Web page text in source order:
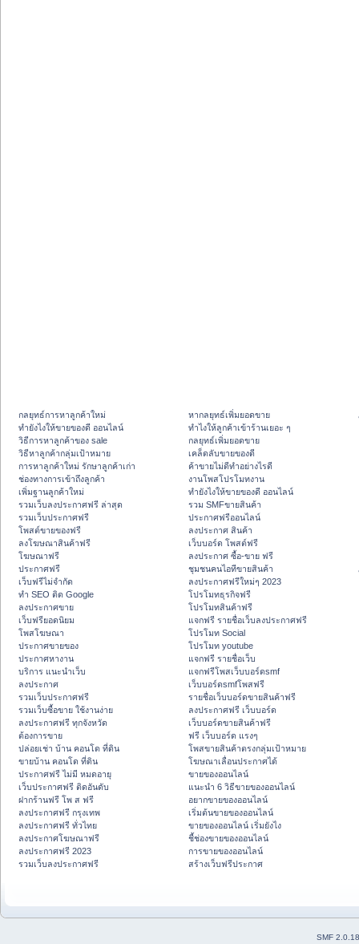
กลยุทธ์การหาลูกค้าใหม่
ทํายังไงให้ขายของดี ออนไลน์
วิธีการหาลูกค้าของ sale
วิธีหาลูกค้ากลุ่มเป้าหมาย
การหาลูกค้าใหม่ รักษาลูกค้าเก่า
ช่องทางการเข้าถึงลูกค้า
เพิ่มฐานลูกค้าใหม่
รวมเว็บลงประกาศฟรี ล่าสุด
รวมเว็บประกาศฟรี
โพสต์ขายของฟรี
ลงโฆษณาสินค้าฟรี
โฆษณาฟรี
ประกาศฟรี
เว็บฟรีไม่จำกัด
ทำ SEO ติด Google
ลงประกาศขาย
เว็บฟรียอดนิยม
โพสโฆษณา
ประกาศขายของ
ประกาศหางาน
บริการ แนะนำเว็บ
ลงประกาศ
รวมเว็บประกาศฟรี
รวมเว็บซื้อขาย ใช้งานง่าย
ลงประกาศฟรี ทุกจังหวัด
ต้องการขาย
ปล่อยเช่า บ้าน คอนโด ที่ดิน
ขายบ้าน คอนโด ที่ดิน
ประกาศฟรี ไม่มี หมดอายุ
เว็บประกาศฟรี ติดอันดับ
ฝากร้านฟรี โพ ส ฟรี
ลงประกาศฟรี กรุงเทพ
ลงประกาศฟรี ทั่วไทย
ลงประกาศโฆษณาฟรี
ลงประกาศฟรี 2023
รวมเว็บลงประกาศฟรี
หากลยุทธ์เพิ่มยอดขาย
ทําไงให้ลูกค้าเข้าร้านเยอะ ๆ
กลยุทธ์เพิ่มยอดขาย
เคล็ดลับขายของดี
ค้าขายไม่ดีทำอย่างไรดี
งานโพสโปรโมทงาน
ทํายังไงให้ขายของดี ออนไลน์
รวม SMFขายสินค้า
ประกาศฟรีออนไลน์
ลงประกาศ สินค้า
เว็บบอร์ด โพสต์ฟรี
ลงประกาศ ซื้อ-ขาย ฟรี
ชุมชนคนไอทีขายสินค้า
ลงประกาศฟรีใหม่ๆ 2023
โปรโมทธุรกิจฟรี
โปรโมทสินค้าฟรี
แจกฟรี รายชื่อเว็บลงประกาศฟรี
โปรโมท Social
โปรโมท youtube
แจกฟรี รายชื่อเว็บ
แจกฟรีโพสเว็บบอร์ดsmf
เว็บบอร์ดsmfโพสฟรี
รายชื่อเว็บบอร์ดขายสินค้าฟรี
ลงประกาศฟรี เว็บบอร์ด
เว็บบอร์ดขายสินค้าฟรี
ฟรี เว็บบอร์ด แรงๆ
โพสขายสินค้าตรงกลุ่มเป้าหมาย
โฆษณาเลื่อนประกาศได้
ขายของออนไลน์
แนะนำ 6 วิธีขายของออนไลน์
อยากขายของออนไลน์
เริ่มต้นขายของออนไลน์
ขายของออนไลน์ เริ่มยังไง
ชี้ช่องขายของออนไลน์
การขายของออนไลน์
สร้างเว็บฟรีประกาศ
SMF 2.0.18